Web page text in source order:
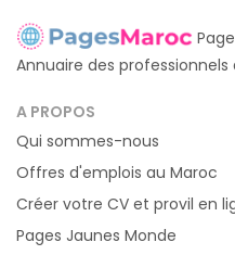
Annuaire des professionnels
A PROPOS
Qui sommes-nous
Offres d'emplois au Maroc
Créer votre CV et provil en
Pages Jaunes Monde